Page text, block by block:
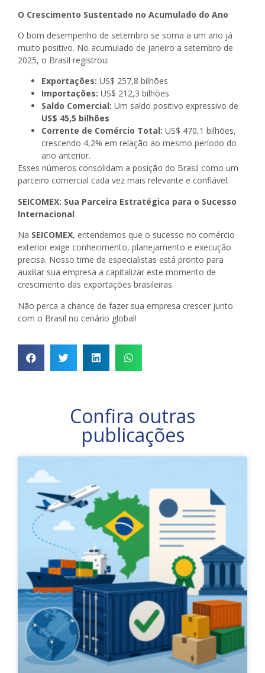
O Crescimento Sustentado no Acumulado do Ano
O bom desempenho de setembro se soma a um ano já
muito positivo. No acumulado de janeiro a setembro de
2025, o Brasil registrou:
Exportações: US$ 257,8 bilhões
Importações: US$ 212,3 bilhões
Saldo Comercial: Um saldo positivo expressivo de
US$ 45,5 bilhões
Corrente de Comércio Total: US$ 470,1 bilhões,
crescendo 4,2% em relação ao mesmo período do
ano anterior.
Esses números consolidam a posição do Brasil como um
parceiro comercial cada vez mais relevante e confiável.
SEICOMEX: Sua Parceira Estratégica para o Sucesso
Internacional
Na SEICOMEX, entendemos que o sucesso no comércio
exterior exige conhecimento, planejamento e execução
precisa. Nosso time de especialistas está pronto para
auxiliar sua empresa a capitalizar este momento de
crescimento das exportações brasileiras.
Não perca a chance de fazer sua empresa crescer junto
com o Brasil no cenário global!
Confira outras
publicações